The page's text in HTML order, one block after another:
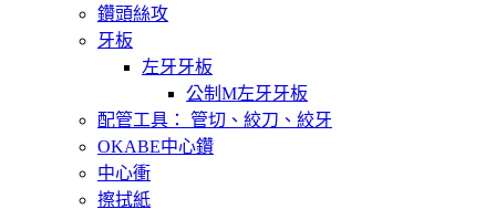
鑽頭絲攻
牙板
左牙牙板
公制M左牙牙板
配管工具： 管切、絞刀、絞牙
OKABE中心鑽
中心衝
擦拭紙